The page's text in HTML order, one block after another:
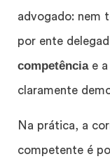
advogado: nem
por ente
competênciae a
claramente
Na prática, a
competente é